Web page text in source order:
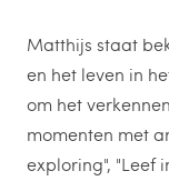
Matthijs staat
en het leven in
om het
momenten met
exploring", "Leef